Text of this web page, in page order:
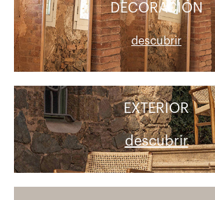
DECORACIÓN
descubrir
EXTERIOR
descubrir